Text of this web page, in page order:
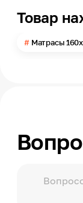
1600
2000
эффектом
Товар
Матрасы